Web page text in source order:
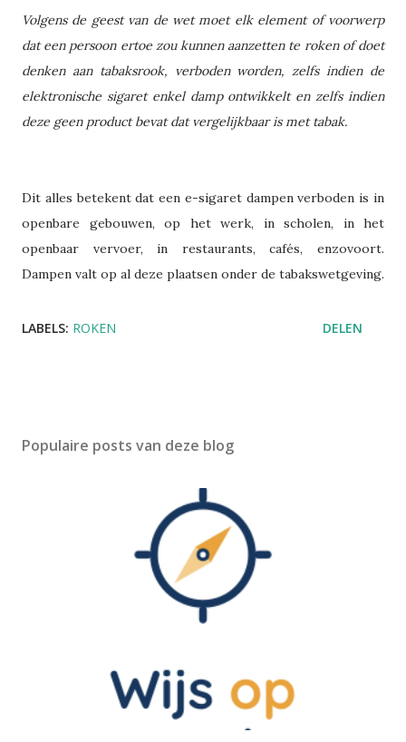
Volgens de geest van de wet moet elk element of voorwerp
dat een persoon ertoe zou kunnen aanzetten te roken of doet
denken aan tabaksrook, verboden worden, zelfs indien de
elektronische sigaret enkel damp ontwikkelt en zelfs indien
deze geen product bevat dat vergelijkbaar is met tabak.
Dit alles betekent dat een e-sigaret dampen verboden is in
openbare gebouwen, op het werk, in scholen, in het
openbaar vervoer, in restaurants, cafés, enzovoort.
Dampen valt op al deze plaatsen onder de tabakswetgeving.
LABELS: ROKEN DELEN
Populaire posts van deze blog